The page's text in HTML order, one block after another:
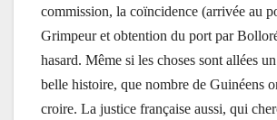
commission, la coïncidence (arrivée au
Grimpeur et obtention du port par
hasard. Même si les choses sont allées
belle histoire, que nombre de Guinéens
croire. La justice française aussi, qui